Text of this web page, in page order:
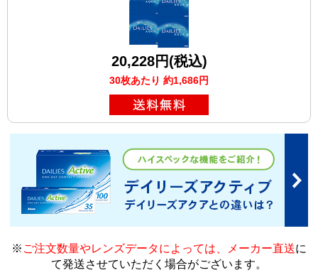
20,228円(税込)
30枚あたり 約1,686円
※ ご注文数量やレンズデータによっては、メーカー直送に
て発送させていただく場合がございます。